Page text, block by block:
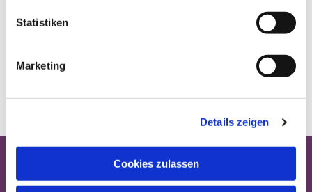
Statistiken
Marketing
Details zeigen
Cookies zulassen
EV. KIRCHENGEMEINDE HARANNI